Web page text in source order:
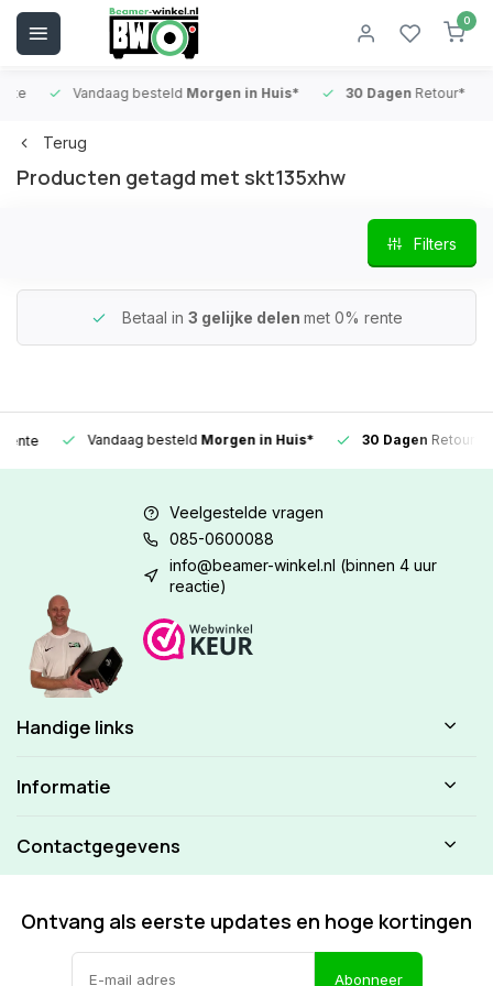
0
Vandaag besteldMorgen in Huis* 30 DagenRetour*
Terug
Producten getagd met skt135xhw
Filters
Betaal in 3 gelijke delen met 0% rente
Vandaag besteldMorgen in Huis* 30 DagenRetour*
Veelgestelde vragen
085-0600088
info@beamer-winkel.nl (binnen 4 uur
reactie)
Handige links
Informatie
Contactgegevens
Ontvang als eerste updates en hoge kortingen
Abonneer